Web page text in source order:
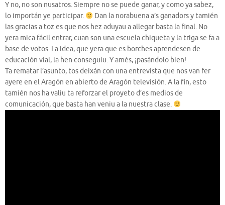
Y no, no son nusatros. Siempre no se puede ganar, y como ya sabez,
lo importán ye participar.
Dan la norabuena a’s ganadors y tamién
las gracias a toz es que nos hez aduyau a allegar basta la final. No
yera mica fácil entrar, cuan son una escuela chiqueta y la triga se fa a
base de votos. La idea, que yera que es borches aprendesen de
educación vial, la hen conseguiu. Y amés, ¡pasándolo bien!
Ta rematar l’asunto, tos deixán con una entrevista que nos van fer
ayere en el Aragón en abierto de Aragón televisión. A la fin, esto
tamién nos ha valiu ta reforzar el proyeto d’es medios de
comunicación, que basta han veniu a la nuestra clase.